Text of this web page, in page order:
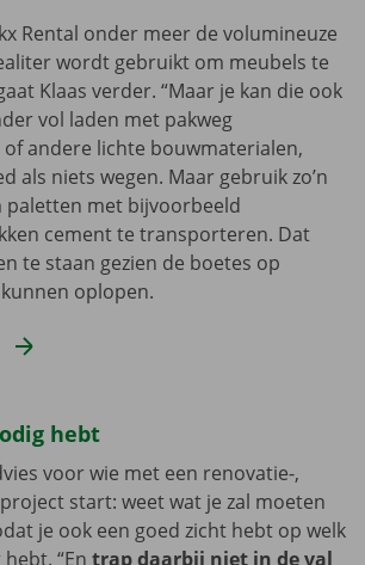
Rental onder meer de volumineuze
wordt gebruikt om meubels te
Klaas verder. “Maar je kan die ook
vol laden met pakweg
andere lichte bouwmaterialen,
als niets wegen. Maar gebruik zo’n
paletten met bijvoorbeeld
cement te transporteren. Dat
te staan gezien de boetes op
oplopen.
hebt
voor wie met een renovatie-,
start: weet wat je zal moeten
je ook een goed zicht hebt op welk
“En trap daarbij niet in de val